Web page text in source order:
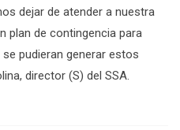
dejar de atender a nuestra
plan de contingencia para
pudieran generar estos
director (S) del SSA.